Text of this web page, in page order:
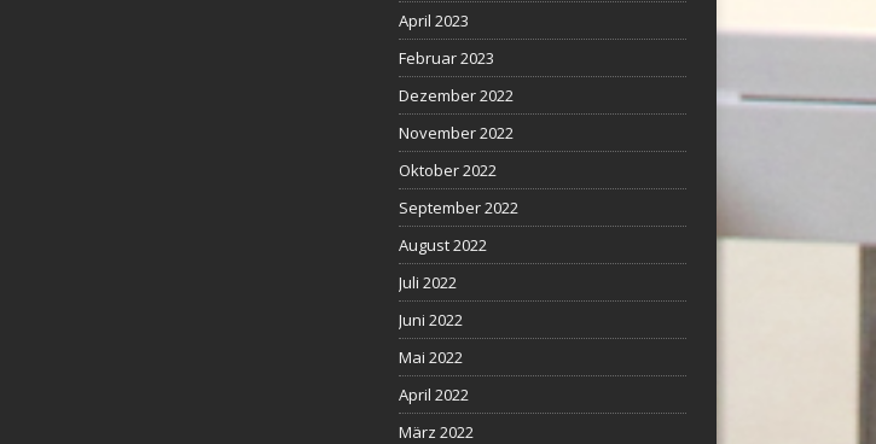
April 2023
Februar 2023
Dezember 2022
November 2022
Oktober 2022
September 2022
August 2022
Juli 2022
Juni 2022
Mai 2022
April 2022
März 2022